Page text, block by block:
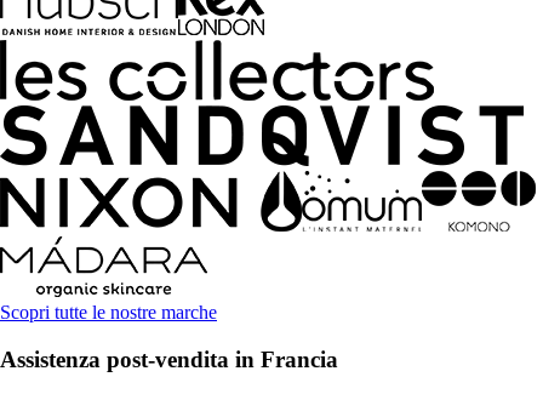
Scopri tutte le nostre marche
Assistenza post-vendita in Francia